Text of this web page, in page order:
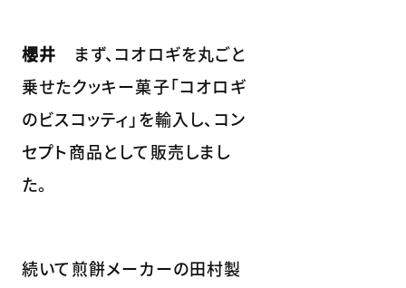
櫻井 まず、コオロギを丸ごと
乗せたクッキー菓子「コオロギ
のビスコッティ」を輸入し、コン
セプト商品として販売しまし
た。
続いて煎餅メーカーの田村製